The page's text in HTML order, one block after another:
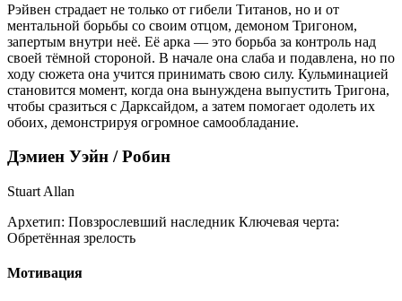
Рэйвен страдает не только от гибели Титанов, но и от
ментальной борьбы со своим отцом, демоном Тригоном,
запертым внутри неё. Её арка — это борьба за контроль над
своей тёмной стороной. В начале она слаба и подавлена, но по
ходу сюжета она учится принимать свою силу. Кульминацией
становится момент, когда она вынуждена выпустить Тригона,
чтобы сразиться с Дарксайдом, а затем помогает одолеть их
обоих, демонстрируя огромное самообладание.
Дэмиен Уэйн / Робин
Stuart Allan
Архетип: Повзрослевший наследник Ключевая черта:
Обретённая зрелость
Мотивация